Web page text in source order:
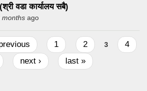
वडा कार्यालय सबै)
months ago
1 2 3
4
next › last »